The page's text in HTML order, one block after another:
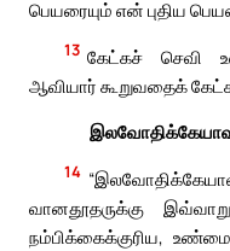
பெயரையும் என் புதிய
13 கேட்கச் செவி
ஆவியார் கூறுவதைக்
14
வானதூதருக்கு
நம்பிக்கைக்குரிய,